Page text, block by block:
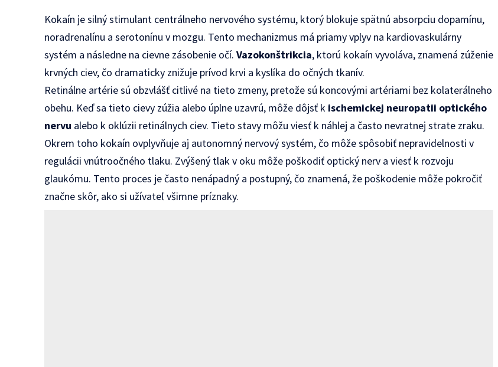
Kokaín je silný stimulant centrálneho nervového systému, ktorý blokuje spätnú absorpciu dopamínu,
noradrenalínu a serotonínu v mozgu. Tento mechanizmus má priamy vplyv na kardiovaskulárny
systém a následne na cievne zásobenie očí.Vazokonštrikcia, ktorú kokaín vyvoláva, znamená zúženie
krvných ciev, čo dramaticky znižuje prívod krvi a kyslíka do očných tkanív.
Retinálne artérie sú obzvlášť citlivé na tieto zmeny, pretože sú koncovými artériami bez kolaterálneho
obehu. Keď sa tieto cievy zúžia alebo úplne uzavrú, môže dôjsť k ischemickej neuropatii optického
nervu alebo k oklúzii retinálnych ciev. Tieto stavy môžu viesť k náhlej a často nevratnej strate zraku.
Okrem toho kokaín ovplyvňuje aj autonomný nervový systém, čo môže spôsobiť nepravidelnosti v
regulácii vnútroočného tlaku. Zvýšený tlak v oku môže poškodiť optický nerv a viesť k rozvoju
glaukómu. Tento proces je často nenápadný a postupný, čo znamená, že poškodenie môže pokročiť
značne skôr, ako si užívateľ všimne príznaky.